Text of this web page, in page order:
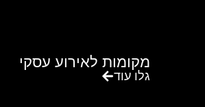
מקומות לאירוע עסקי
גלו עוד